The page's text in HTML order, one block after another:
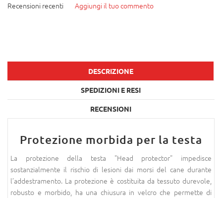
Recensioni recenti
Aggiungi il tuo commento
DESCRIZIONE
SPEDIZIONI E RESI
RECENSIONI
Protezione morbida per la testa
La protezione della testa "Head protector" impedisce
sostanzialmente il rischio di lesioni dai morsi del cane durante
l’addestramento. La protezione è costituita da tessuto durevole,
robusto e morbido, ha una chiusura in velcro che permette di